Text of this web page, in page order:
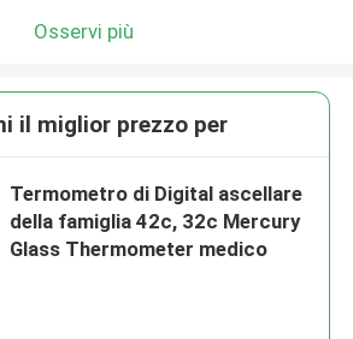
Osservi più
il miglior prezzo per
Termometro di Digital ascellare
della famiglia 42c, 32c Mercury
Glass Thermometer medico